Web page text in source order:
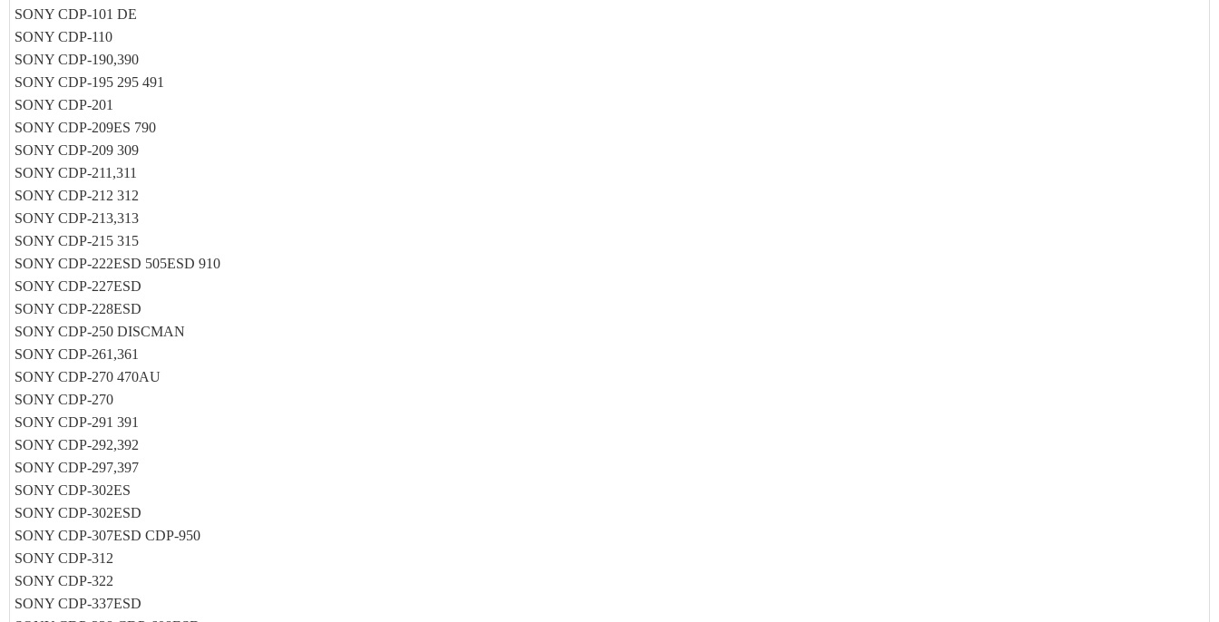
SONY CDP-101 DE
SONY CDP-110
SONY CDP-190,390
SONY CDP-195 295 491
SONY CDP-201
SONY CDP-209ES 790
SONY CDP-209 309
SONY CDP-211,311
SONY CDP-212 312
SONY CDP-213,313
SONY CDP-215 315
SONY CDP-222ESD 505ESD 910
SONY CDP-227ESD
SONY CDP-228ESD
SONY CDP-250 DISCMAN
SONY CDP-261,361
SONY CDP-270 470AU
SONY CDP-270
SONY CDP-291 391
SONY CDP-292,392
SONY CDP-297,397
SONY CDP-302ES
SONY CDP-302ESD
SONY CDP-307ESD CDP-950
SONY CDP-312
SONY CDP-322
SONY CDP-337ESD